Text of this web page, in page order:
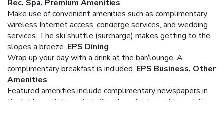
Rec, Spa, Premium Amenities
Make use of convenient amenities such as complimentary
wireless Internet access, concierge services, and wedding
services. The ski shuttle (surcharge) makes getting to the
slopes a breeze. EPS Dining
Wrap up your day with a drink at the bar/lounge. A
complimentary breakfast is included. EPS Business, Other
Amenities
Featured amenities include complimentary newspapers in
the lobby, multilingual staff, and a safe deposit box at the